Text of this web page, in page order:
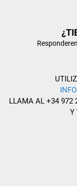
LLAMA AL +34 972
Y